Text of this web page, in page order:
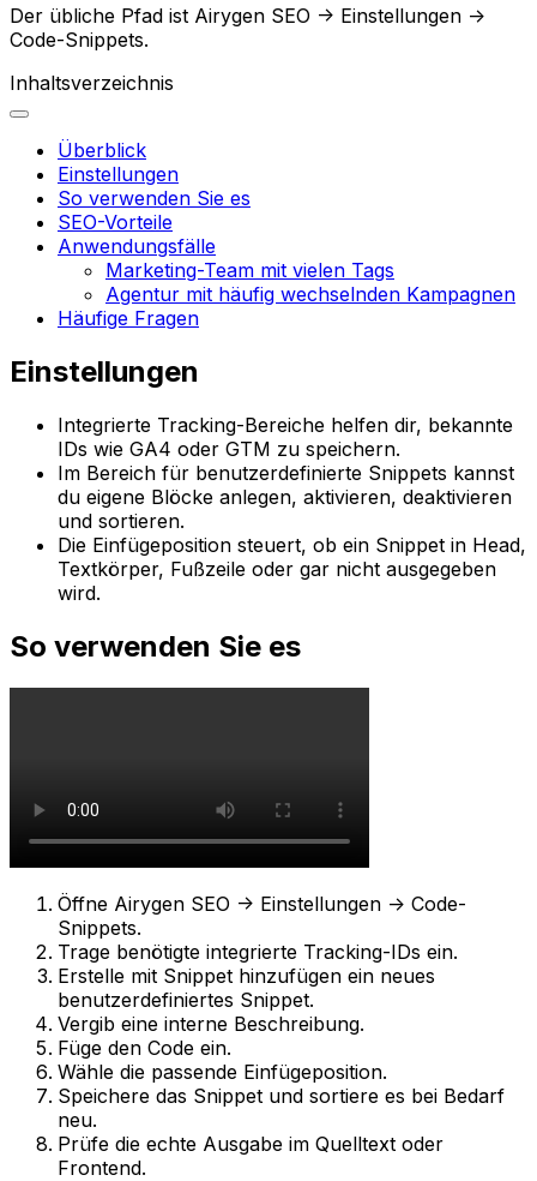
Der übliche Pfad ist Airygen SEO -> Einstellungen ->
Code-Snippets.
Inhaltsverzeichnis
Überblick
Einstellungen
So verwenden Sie es
SEO-Vorteile
Anwendungsfälle
Marketing-Team mit vielen Tags
Agentur mit häufig wechselnden Kampagnen
Häufige Fragen
Einstellungen
Integrierte Tracking-Bereiche helfen dir, bekannte
IDs wie GA4 oder GTM zu speichern.
Im Bereich für benutzerdefinierte Snippets kannst
du eigene Blöcke anlegen, aktivieren, deaktivieren
und sortieren.
Die Einfügeposition steuert, ob ein Snippet in Head,
Textkörper, Fußzeile oder gar nicht ausgegeben
wird.
So verwenden Sie es
Öffne Airygen SEO -> Einstellungen -> Code-
Snippets.
Trage benötigte integrierte Tracking-IDs ein.
Erstelle mit Snippet hinzufügen ein neues
benutzerdefiniertes Snippet.
Vergib eine interne Beschreibung.
Füge den Code ein.
Wähle die passende Einfügeposition.
Speichere das Snippet und sortiere es bei Bedarf
neu.
Prüfe die echte Ausgabe im Quelltext oder
Frontend.